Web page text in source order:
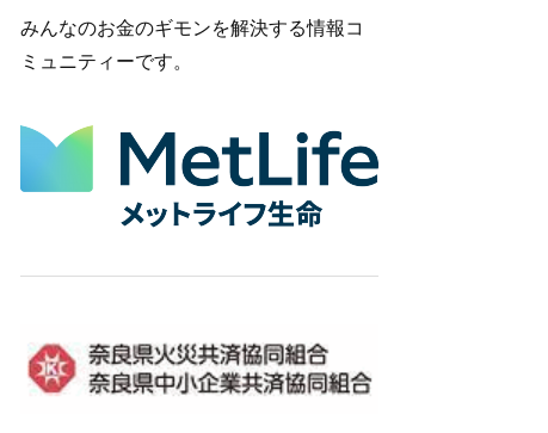
みんなのお金のギモンを解決する情報コ
ミュニティーです。